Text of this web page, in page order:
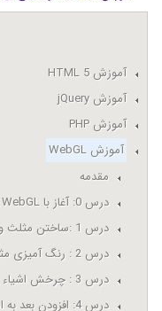
آموزش HTML 5
آموزش jQuery
آموزش PHP
آموزش WebGL
مقدمه
درس 0: آغاز با WebGL
درس 1 :ساختن مثلث و مربع
درس 2 : رنگ آمیزی مثلث و مربع
درس 3 : چرخش اشیاء
درس 4: افزودن بعد به اشیاء